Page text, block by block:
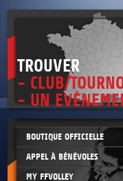
TROUVER
- CLUB/
- UN
BOUTIQUE OFFICIELLE
APPEL À BÉNÉVOLES
MY FFVOLLEY